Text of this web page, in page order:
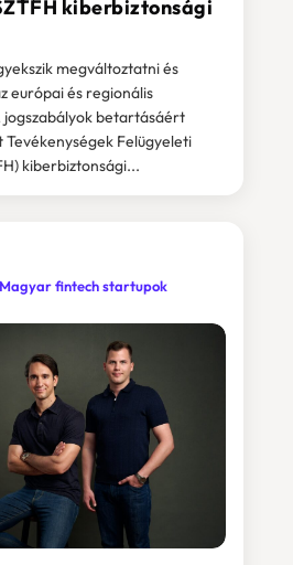
kiberbiztonsági
megváltoztatni és
európai és regionális
betartásáért
Tevékenységek Felügyeleti
kiberbiztonsági...
Magyar fintech startupok